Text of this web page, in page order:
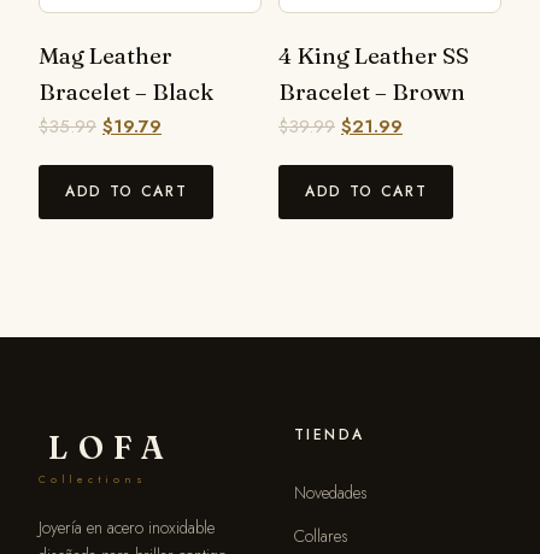
Mag Leather
Bracelet – Black
$35.99 $19.79
ADD TO CART
4 King Leather SS
Bracelet – Brown
$39.99 $21.99
ADD TO CART
LOFA
Collections
Joyería en acero inoxidable
TIENDA
Novedades
Collares